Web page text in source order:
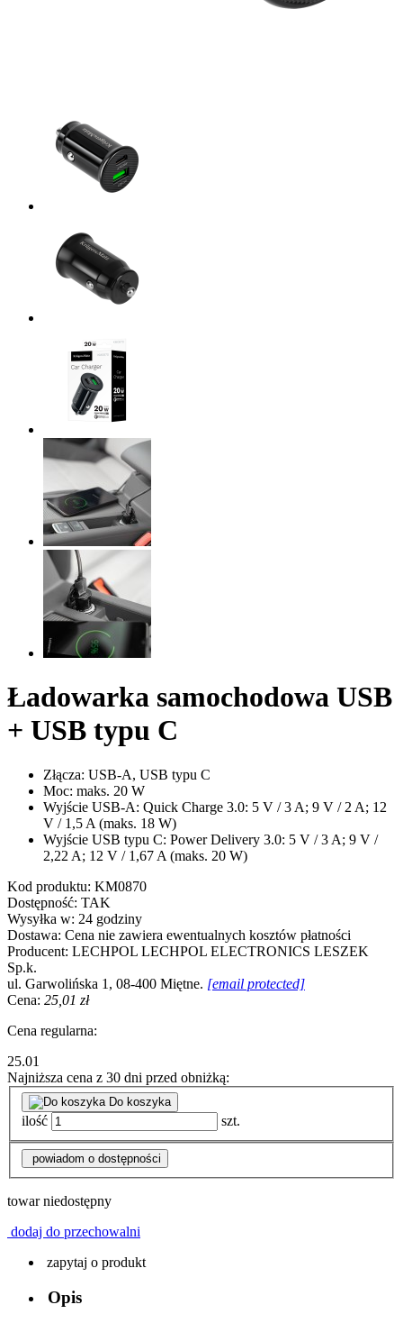
Ładowarka samochodowa USB
+ USB typu C
Złącza: USB-A, USB typu C
Moc: maks. 20 W
Wyjście USB-A: Quick Charge 3.0: 5 V / 3 A; 9 V / 2 A; 12
V / 1,5 A (maks. 18 W)
Wyjście USB typu C: Power Delivery 3.0: 5 V / 3 A; 9 V /
2,22 A; 12 V / 1,67 A (maks. 20 W)
Kod produktu: KM0870
Dostępność: TAK
Wysyłka w: 24 godziny
Dostawa: Cena nie zawiera ewentualnych kosztów płatności
Producent: LECHPOL LECHPOL ELECTRONICS LESZEK
Sp.k.
ul. Garwolińska 1, 08-400 Miętne. [email protected]
Cena: 25,01 zł
Cena regularna:
25.01
Najniższa cena z 30 dni przed obniżką:
Do koszyka
ilość szt.
powiadom o dostępności
towar niedostępny
dodaj do przechowalni
zapytaj o produkt
Opis